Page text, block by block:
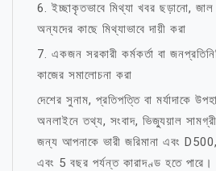
6. ইচ্ছাকৃতভাবে মিথ্যা খবর ছড়ানো, জাল
অন্যদের কাছে মিথ্যাভাবে দায়ী করা
7. একজন সরকারী কর্মকর্তা বা
কাজের সমালোচনা করা
দেশের সুনাম, প্রতিপত্তি বা মর্যাদাকে
অনলাইনে তথ্য, সংবাদ, ভিজ্যুয়াল
জন্য আপনাকে ভারী জরিমানা এবং
এবং 5 বছর পর্যন্ত কারাদণ্ড হতে পারে।